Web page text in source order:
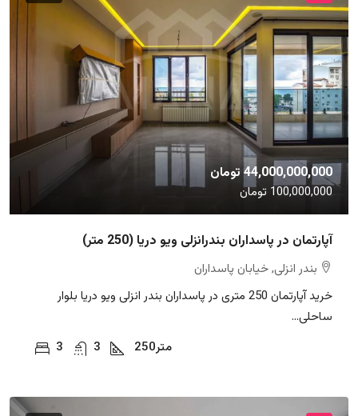
44,000,000,000 تومان
100,000,000 تومان
آپارتمان در پاسداران بندرانزلی ویو دریا (250 متر)
بندر انزلی, خیابان پاسداران
خرید آپارتمان 250 متری در پاسداران بندر انزلی ویو دریا بلوار
ساحلی...
3
3 250متر